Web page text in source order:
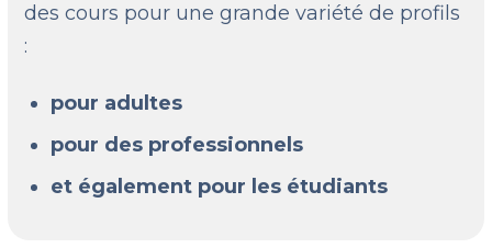
des cours pour une grande variété de profils
:
pour adultes
pour des professionnels
et également pour les étudiants